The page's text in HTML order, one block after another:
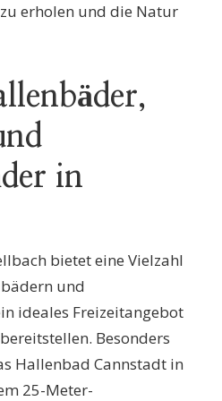
erholen und die Natur
in
bietet eine Vielzahl
und
ideales Freizeitangebot
Besonders
Hallenbad Cannstadt in
25-Meter-